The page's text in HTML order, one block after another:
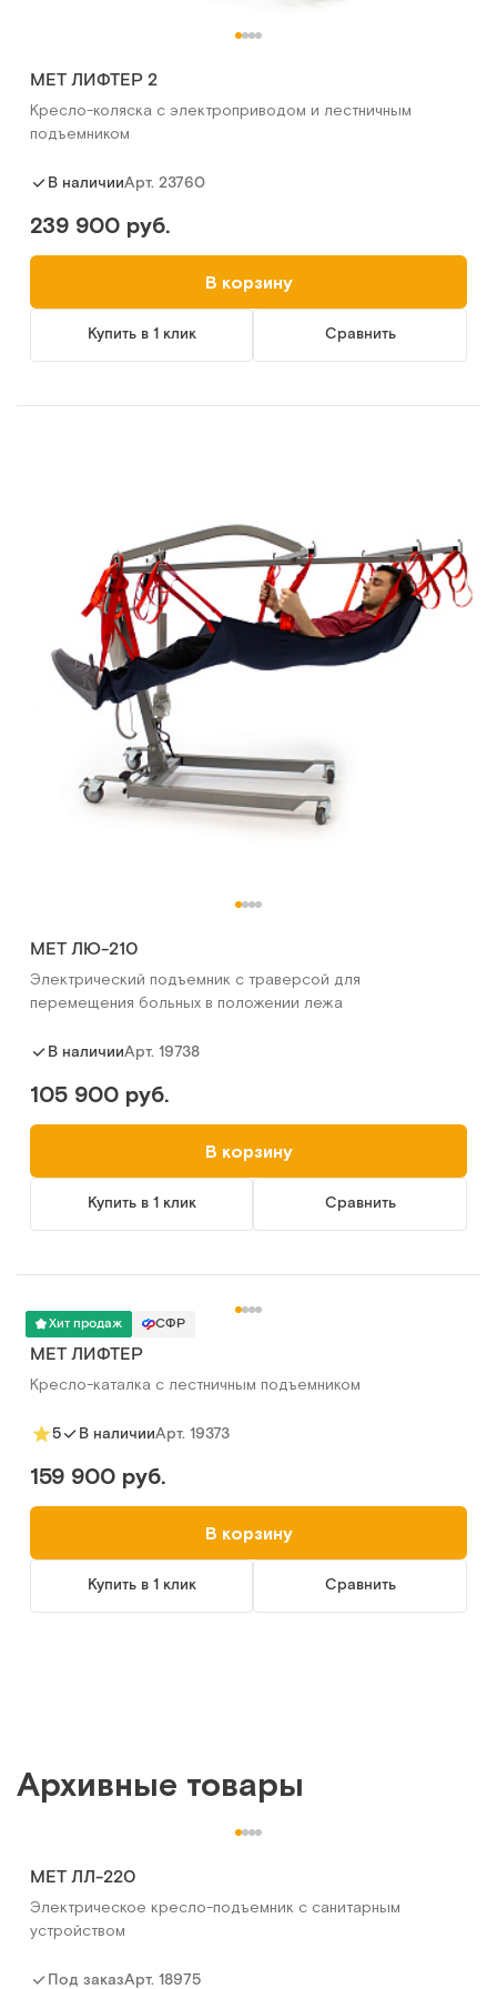
MET ЛИФТЕР 2
Кресло-коляска с электроприводом и лестничным
подъемником
В наличииАрт. 23760
239 900 руб.
В корзину
Купить в 1 клик Сравнить
MET ЛЮ-210
Электрический подъемник с траверсой для
перемещения больных в положении лежа
В наличииАрт. 19738
105 900 руб.
В корзину
Купить в 1 клик Сравнить
Хит продаж СФР
MET ЛИФТЕР
Кресло-каталка с лестничным подъемником
5 В наличииАрт. 19373
159 900 руб.
В корзину
Купить в 1 клик Сравнить
Архивные товары
МЕТ ЛЛ-220
Электрическое кресло-подъемник с санитарным
устройством
Под заказАрт. 18975